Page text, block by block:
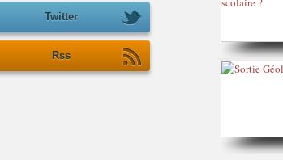
Twitter
Rss